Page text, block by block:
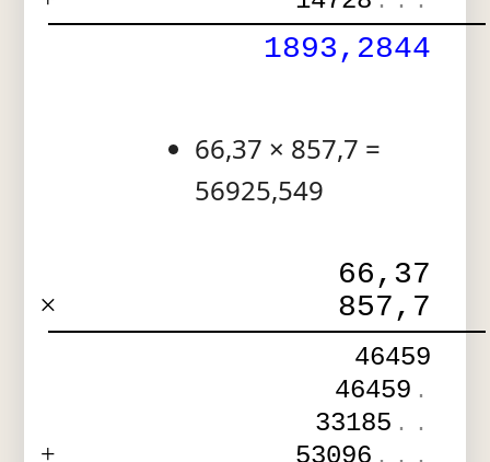
1893,2844
66,37 × 857,7 =
56925,549
66,37
×
857,7
46459
46459 .
33185 .
.
+